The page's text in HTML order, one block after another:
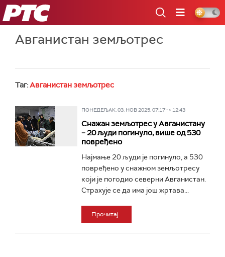
РТС
Авганистан земљотрес
Таг:Авганистан земљотрес
ПОНЕДЕЉАК, 03. НОВ 2025, 07:17 -> 12:43
Снажан земљотрес у Авганистану
– 20 људи погинуло, више од 530
повређено
Најмање 20 људи је погинуло, а 530
повређено у снажном земљотресу
који је погодио северни Авганистан.
Страхује се да има још жртава...
Прочитај